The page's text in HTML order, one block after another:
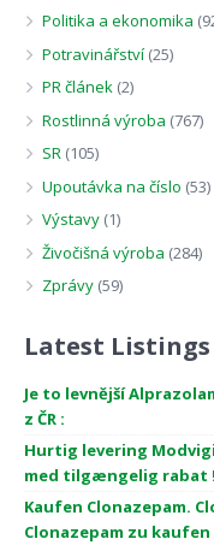
Politika a ekonomika
Potravinářství (25)
PR článek (2)
Rostlinná výroba (767)
SR (105)
Upoutávka na číslo (53)
Výstavy (1)
Živočišná výroba (284)
Zprávy (59)
Latest Listings
Je to levnější
z ČR :
Hurtig levering
med tilgængelig rabat !
Kaufen Clonazepam.
Clonazepam zu kaufen